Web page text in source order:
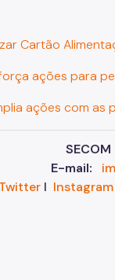
Cartão
ações para
ações com as
E-mail:
TwitterI Instagram